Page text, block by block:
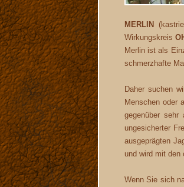
MERLIN
Wirkungskreis
Merlin ist als
schmerzhafte
Daher suchen
Menschen oder
gegenüber
ungesicherter
ausgeprägten
und wird mit den
Wenn Sie sich